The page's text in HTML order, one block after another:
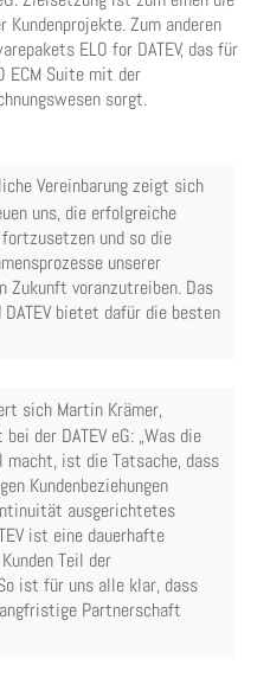
Zum anderen
ELO for DATEV, das für
ECM Suite mit der
sorgt.
Vereinbarung zeigt sich
uns, die erfolgreiche
und so die
unserer
Zukunft voranzutreiben. Das
bietet dafür die besten
sich Martin Krämer,
der DATEV eG: „Was die
ist die Tatsache, dass
Kundenbeziehungen
ausgerichtetes
ist eine dauerhafte
Teil der
ist für uns alle klar, dass
Partnerschaft